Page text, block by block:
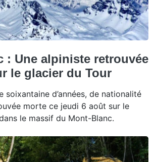
: Une alpiniste retrouvée
le glacier du Tour
soixantaine d’années, de nationalité
morte ce jeudi 6 août sur le
le massif du Mont-Blanc.